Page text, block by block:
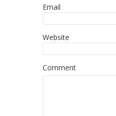
Email
Website
Comment